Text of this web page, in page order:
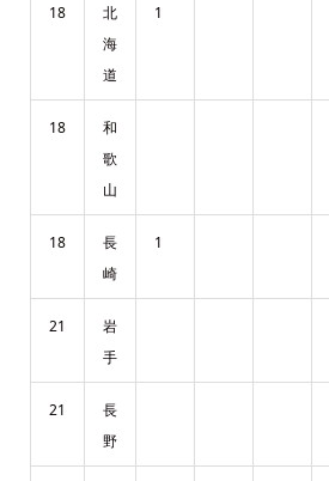
18
北
海
道
1
18
和
歌
山
18
長
崎
1
21
岩
手
21
長
野